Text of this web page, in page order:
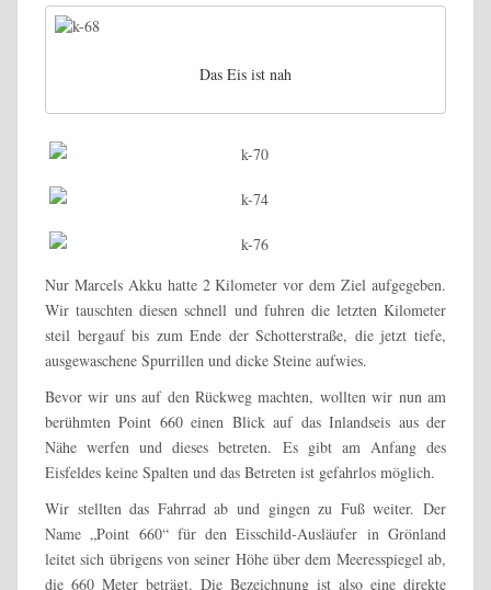
Das Eis ist nah
Nur Marcels Akku hatte 2 Kilometer vor dem Ziel aufgegeben.
Wir tauschten diesen schnell und fuhren die letzten Kilometer
steil bergauf bis zum Ende der Schotterstraße, die jetzt tiefe,
ausgewaschene Spurrillen und dicke Steine aufwies.
Bevor wir uns auf den Rückweg machten, wollten wir nun am
berühmten Point 660 einen Blick auf das Inlandseis aus der
Nähe werfen und dieses betreten. Es gibt am Anfang des
Eisfeldes keine Spalten und das Betreten ist gefahrlos möglich.
Wir stellten das Fahrrad ab und gingen zu Fuß weiter. Der
Name „Point 660“ für den Eisschild-Ausläufer in Grönland
leitet sich übrigens von seiner Höhe über dem Meeresspiegel ab,
die 660 Meter beträgt. Die Bezeichnung ist also eine direkte